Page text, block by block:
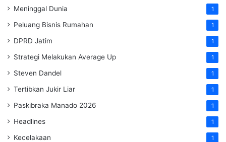
Meninggal Dunia 1
Peluang Bisnis Rumahan 1
DPRD Jatim 1
Strategi Melakukan Average Up 1
Steven Dandel 1
Tertibkan Jukir Liar 1
Paskibraka Manado 2026 1
Headlines 1
Kecelakaan 1